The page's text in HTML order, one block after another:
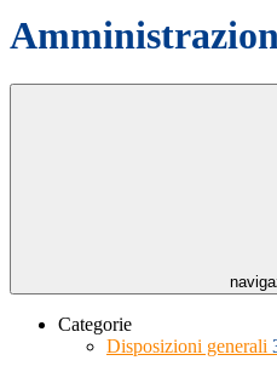
Categorie
Disposizioni generali